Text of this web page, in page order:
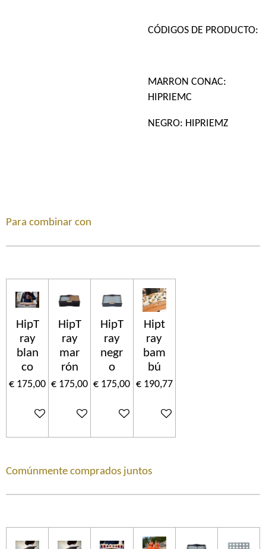
CÓDIGOS DE PRODUCTO:
MARRON CONAC:
HIPRIEMC
NEGRO: HIPRIEMZ
Para combinar con
HipT
ray
blan
co
€ 175,00
In winkelwagen
HipT
ray
mar
rón
€ 175,00
In winkelwagen
HipT
ray
negr
o
€ 175,00
In winkelwagen
Hipt
ray
bam
bú
€ 190,77
In winkelwagen
Comúnmente comprados juntos